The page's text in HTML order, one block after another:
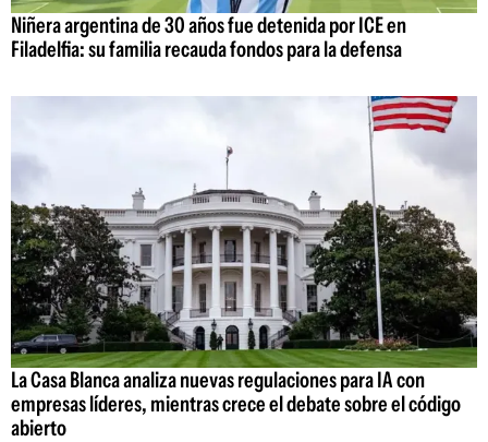
Niñera argentina de 30 años fue detenida por ICE en
Filadelfia: su familia recauda fondos para la defensa
La Casa Blanca analiza nuevas regulaciones para IA con
empresas líderes, mientras crece el debate sobre el código
abierto